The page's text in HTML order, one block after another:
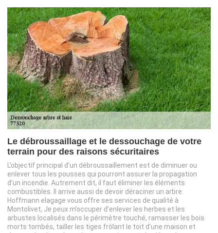
Le débroussaillage et le dessouchage de votre
terrain pour des raisons sécuritaires
L’objectif principal d’un débroussaillement est de diminuer ou
enlever tous les pousses qui pourront assurer la propagation
d’un incendie. Autrement dit, il faut éliminer les éléments
combustibles. Il arrive aussi de devoir déraciner un arbre.
Hoffmann elagage vous offre ses services de qualité à
Montolivet, Je peux m’occuper d’enlever les herbes et les
arbustes localisés dans le périmètre touché, ramasser les bois
morts tombés, tailler les tiges frôlant le toit d’une maison et